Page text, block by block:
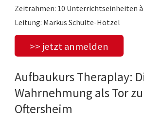
Zeitrahmen: 10 Unterrichtseinheiten à
Leitung: Markus Schulte-Hötzel
>> jetzt anmelden
Aufbaukurs Theraplay:
Wahrnehmung als Tor
Oftersheim